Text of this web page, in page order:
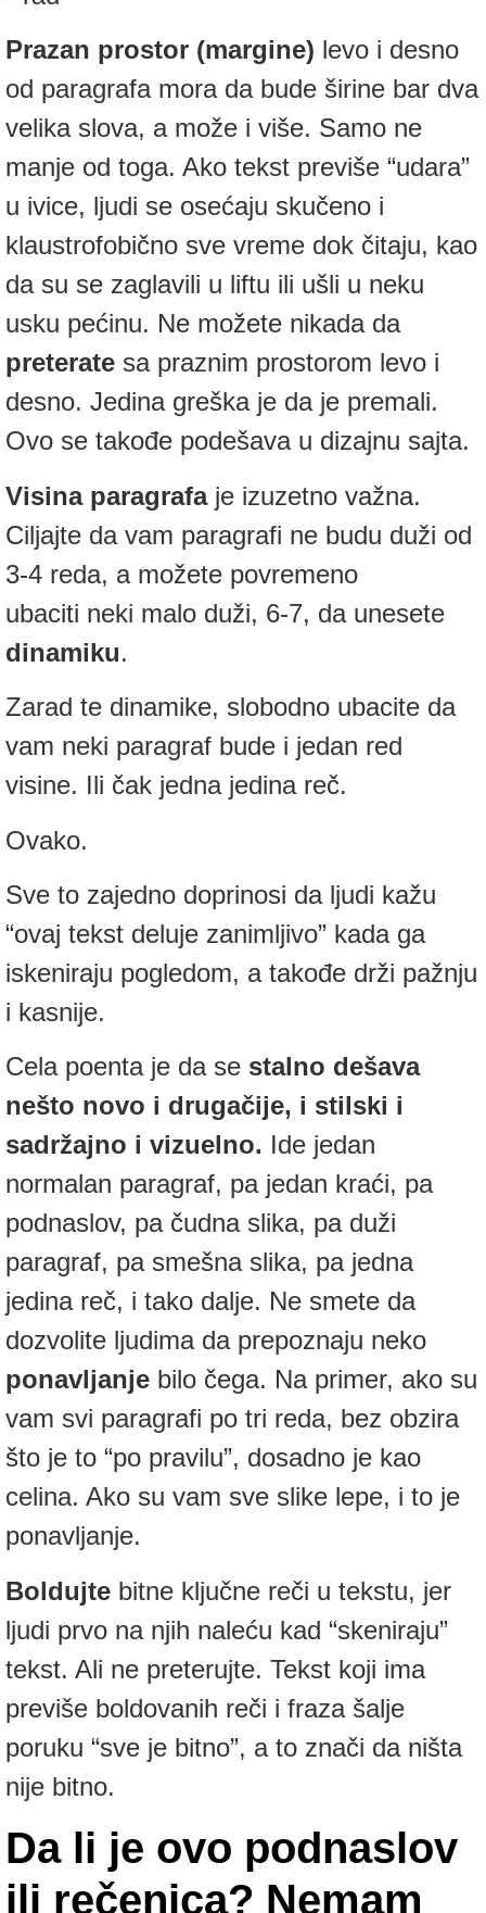
Prazan prostor (margine) levo i desno
od paragrafa mora da bude širine bar dva
velika slova, a može i više. Samo ne
manje od toga. Ako tekst previše “udara”
u ivice, ljudi se osećaju skučeno i
klaustrofobično sve vreme dok čitaju, kao
da su se zaglavili u liftu ili ušli u neku
usku pećinu. Ne možete nikada da
preterate sa praznim prostorom levo i
desno. Jedina greška je da je premali.
Ovo se takođe podešava u dizajnu sajta.
Visina paragrafaje izuzetno važna.
Ciljajte da vam paragrafi ne budu duži od
3-4 reda, a možete povremeno
ubaciti neki malo duži, 6-7, da unesete
dinamiku.
Zarad te dinamike, slobodno ubacite da
vam neki paragraf bude i jedan red
visine. Ili čak jedna jedina reč.
Ovako.
Sve to zajedno doprinosi da ljudi kažu
“ovaj tekst deluje zanimljivo” kada ga
iskeniraju pogledom, a takođe drži pažnju
i kasnije.
Cela poenta je da se stalno dešava
nešto novo i drugačije, i stilski i
sadržajno i vizuelno. Ide jedan
normalan paragraf, pa jedan kraći, pa
podnaslov, pa čudna slika, pa duži
paragraf, pa smešna slika, pa jedna
jedina reč, i tako dalje. Ne smete da
dozvolite ljudima da prepoznaju neko
ponavljanje bilo čega. Na primer, ako su
vam svi paragrafi po tri reda, bez obzira
što je to “po pravilu”, dosadno je kao
celina. Ako su vam sve slike lepe, i to je
ponavljanje.
Boldujte bitne ključne reči u tekstu, jer
ljudi prvo na njih naleću kad “skeniraju”
tekst. Ali ne preterujte. Tekst koji ima
previše boldovanih reči i fraza šalje
poruku “sve je bitno”, a to znači da ništa
nije bitno.
Da li je ovo podnaslov
ili rečenica? Nemam